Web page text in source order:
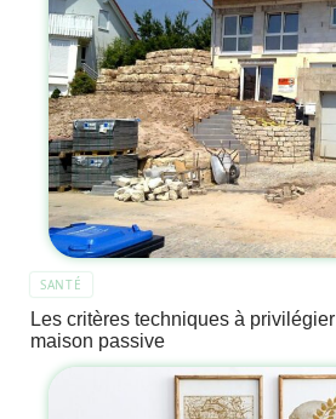
SANTÉ
Les critères techniques à
maison passive